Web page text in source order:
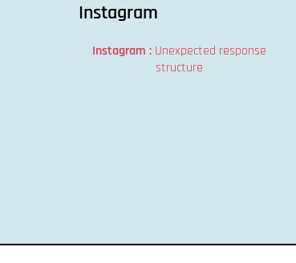
Instagram
Instagram : Unexpected response
structure